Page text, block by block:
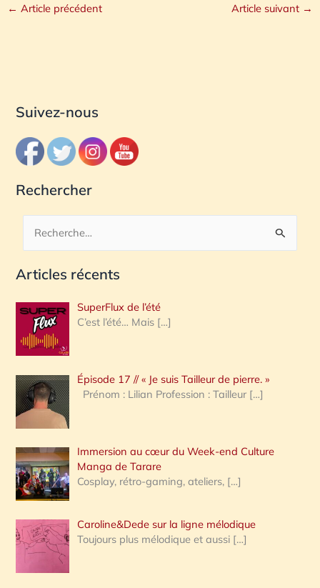
← Article précédent Article suivant →
Suivez-nous
Rechercher
c
e
r
c
h
e
:
Articles récents
SuperFlux de l’été
C’est l’été… Mais […]
Épisode 17 // « Je suis Tailleur de pierre. »
Prénom : Lilian Profession : Tailleur […]
Immersion au cœur du Week-end Culture
Manga de Tarare
Cosplay, rétro-gaming, ateliers, […]
Caroline&Dede sur la ligne mélodique
Toujours plus mélodique et aussi […]